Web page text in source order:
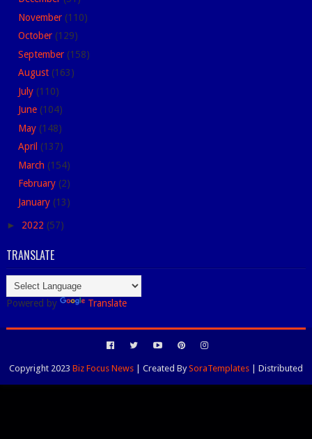
November (110)
October (129)
September (158)
August (163)
July (110)
June (104)
May (148)
April (137)
March (154)
February (2)
January (13)
► 2022 (57)
TRANSLATE
Powered by Translate
Copyright 2023 Biz Focus News| Created BySoraTemplates| Distributed